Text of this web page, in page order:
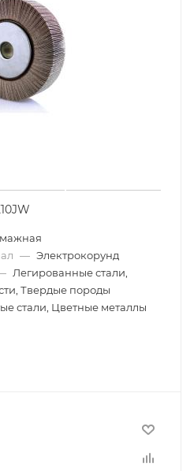
— Электрокорунд
Легированные стали,
Твердые породы
стали, Цветные металлы